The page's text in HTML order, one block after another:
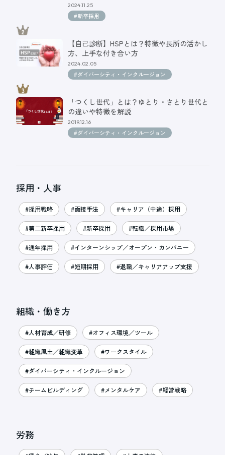
2024.11.25
#新卒採用
【自己診断】HSPとは？特徴や長所の活かし
方、上手な付き合い方
2024.02.05
#ダイバーシティ・インクルージョン
「つくし世代」とは？ゆとり・さとり世代と
の違いや特徴を解説
2019.12.16
#ダイバーシティ・インクルージョン
採用・人事
#採用戦略 #面接手法 #キャリア（中途）採用
#第二新卒採用 #新卒採用 #転職／採用市場
#通年採用 #インターンシップ／オープン・カンパニー
#人事評価 #短期採用 #退職／キャリアアップ支援
組織・働き方
#人材育成／研修 #オフィス環境／ツール
#組織風土／組織変革 #ワークスタイル
#ダイバーシティ・インクルージョン
#チームビルディング #メンタルケア #経営戦略
労務